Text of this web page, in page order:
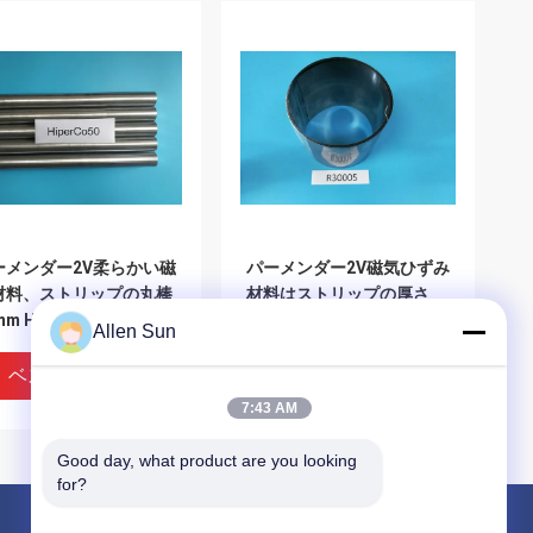
メンダー2V柔らかい磁
料、ストリップの丸棒
Hiperco 50の合金
ベストプライス
パーメンダー2V磁気ひずみ
材料はストリップの厚さ
Allen Sun
7:43 AM
Good day, what product are you looking
for?